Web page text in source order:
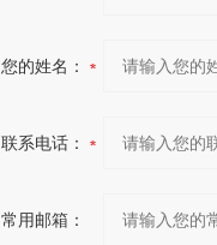
您的姓名：
联系电话：
常用邮箱：